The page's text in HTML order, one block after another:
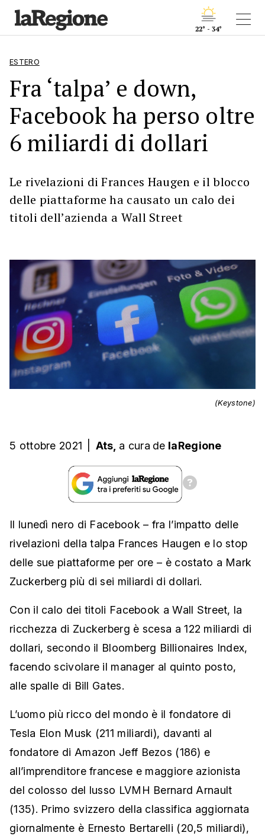
22° - 34°
ESTERO
Fra ‘talpa’ e down,
Facebook ha perso oltre
6 miliardi di dollari
Le rivelazioni di Frances Haugen e il blocco
delle piattaforme ha causato un calo dei
titoli dell’azienda a Wall Street
(Keystone)
5 ottobre 2021 Ats, a cura de laRegione
Il lunedì nero di Facebook – fra l’impatto delle
rivelazioni della talpa Frances Haugen e lo stop
delle sue piattaforme per ore – è costato a Mark
Zuckerberg più di sei miliardi di dollari.
Con il calo dei titoli Facebook a Wall Street, la
ricchezza di Zuckerberg è scesa a 122 miliardi di
dollari, secondo il Bloomberg Billionaires Index,
facendo scivolare il manager al quinto posto,
alle spalle di Bill Gates.
L’uomo più ricco del mondo è il fondatore di
Tesla Elon Musk (211 miliardi), davanti al
fondatore di Amazon Jeff Bezos (186) e
all’imprenditore francese e maggiore azionista
del colosso del lusso LVMH Bernard Arnault
(135). Primo svizzero della classifica aggiornata
giornalmente è Ernesto Bertarelli (20,5 miliardi),